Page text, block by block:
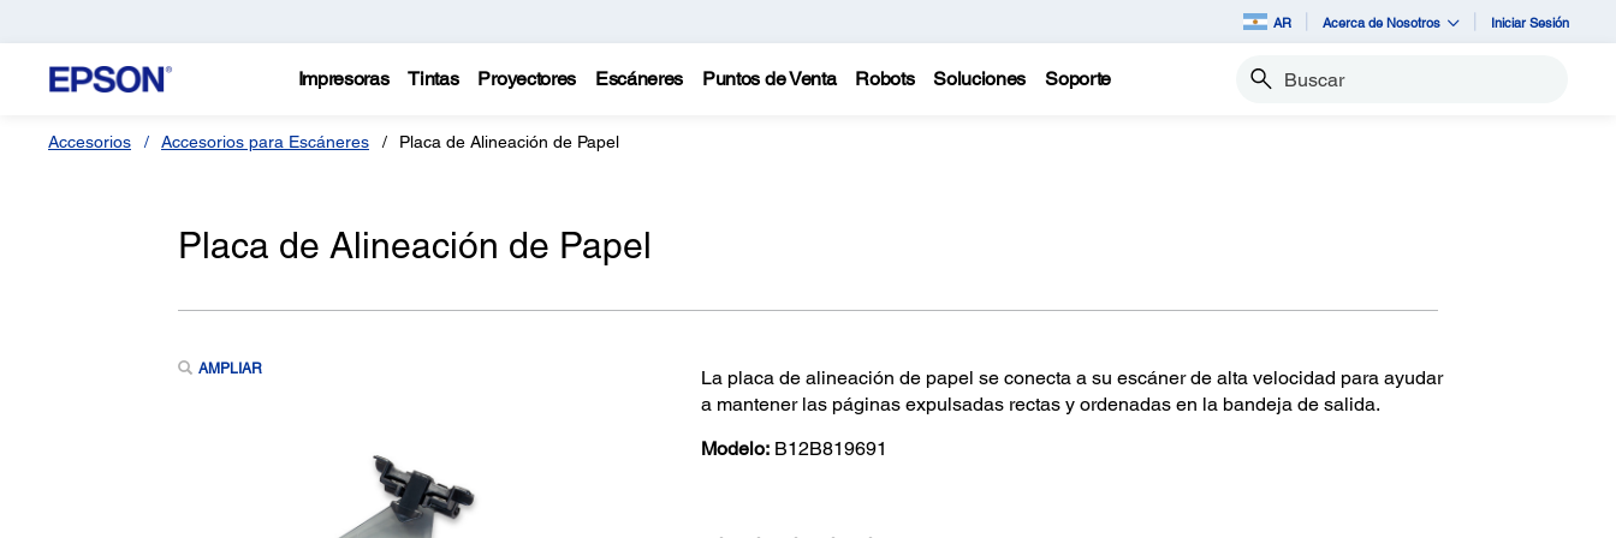
AR Acerca de Nosotros Iniciar Sesión
Impresoras Tintas Proyectores Escáneres Puntos de Venta Robots Soluciones Soporte Buscar
Accesorios Accesorios para Escáneres Placa de Alineación de Papel
Placa de Alineación de Papel
AMPLIAR
La placa de alineación de papel se conecta a su escáner de alta velocidad para ayudar
a mantener las páginas expulsadas rectas y ordenadas en la bandeja de salida.
Modelo: B12B819691